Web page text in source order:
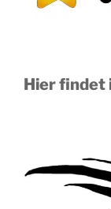
Hier findet